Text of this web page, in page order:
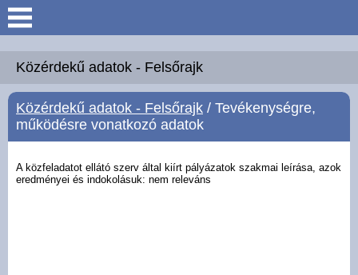
Keresés
Köszöntő
Hírek
Közérdekű adatok - Felsőrajk
Közérdekű adatok - Felsőrajk / Tevékenységre,
működésre vonatkozó adatok
A közfeladatot ellátó szerv által kiírt pályázatok szakmai leírása, azok
eredményei és indokolásuk: nem releváns